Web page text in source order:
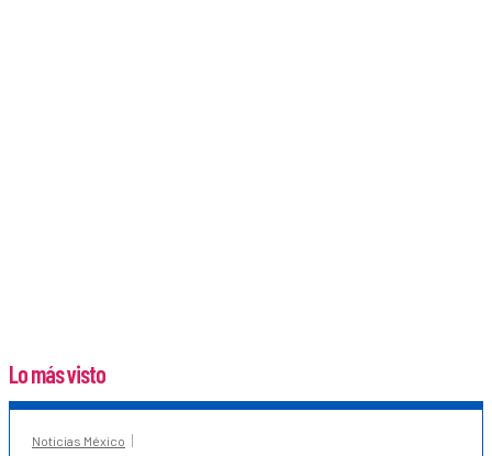
Lo más visto
Noticias México